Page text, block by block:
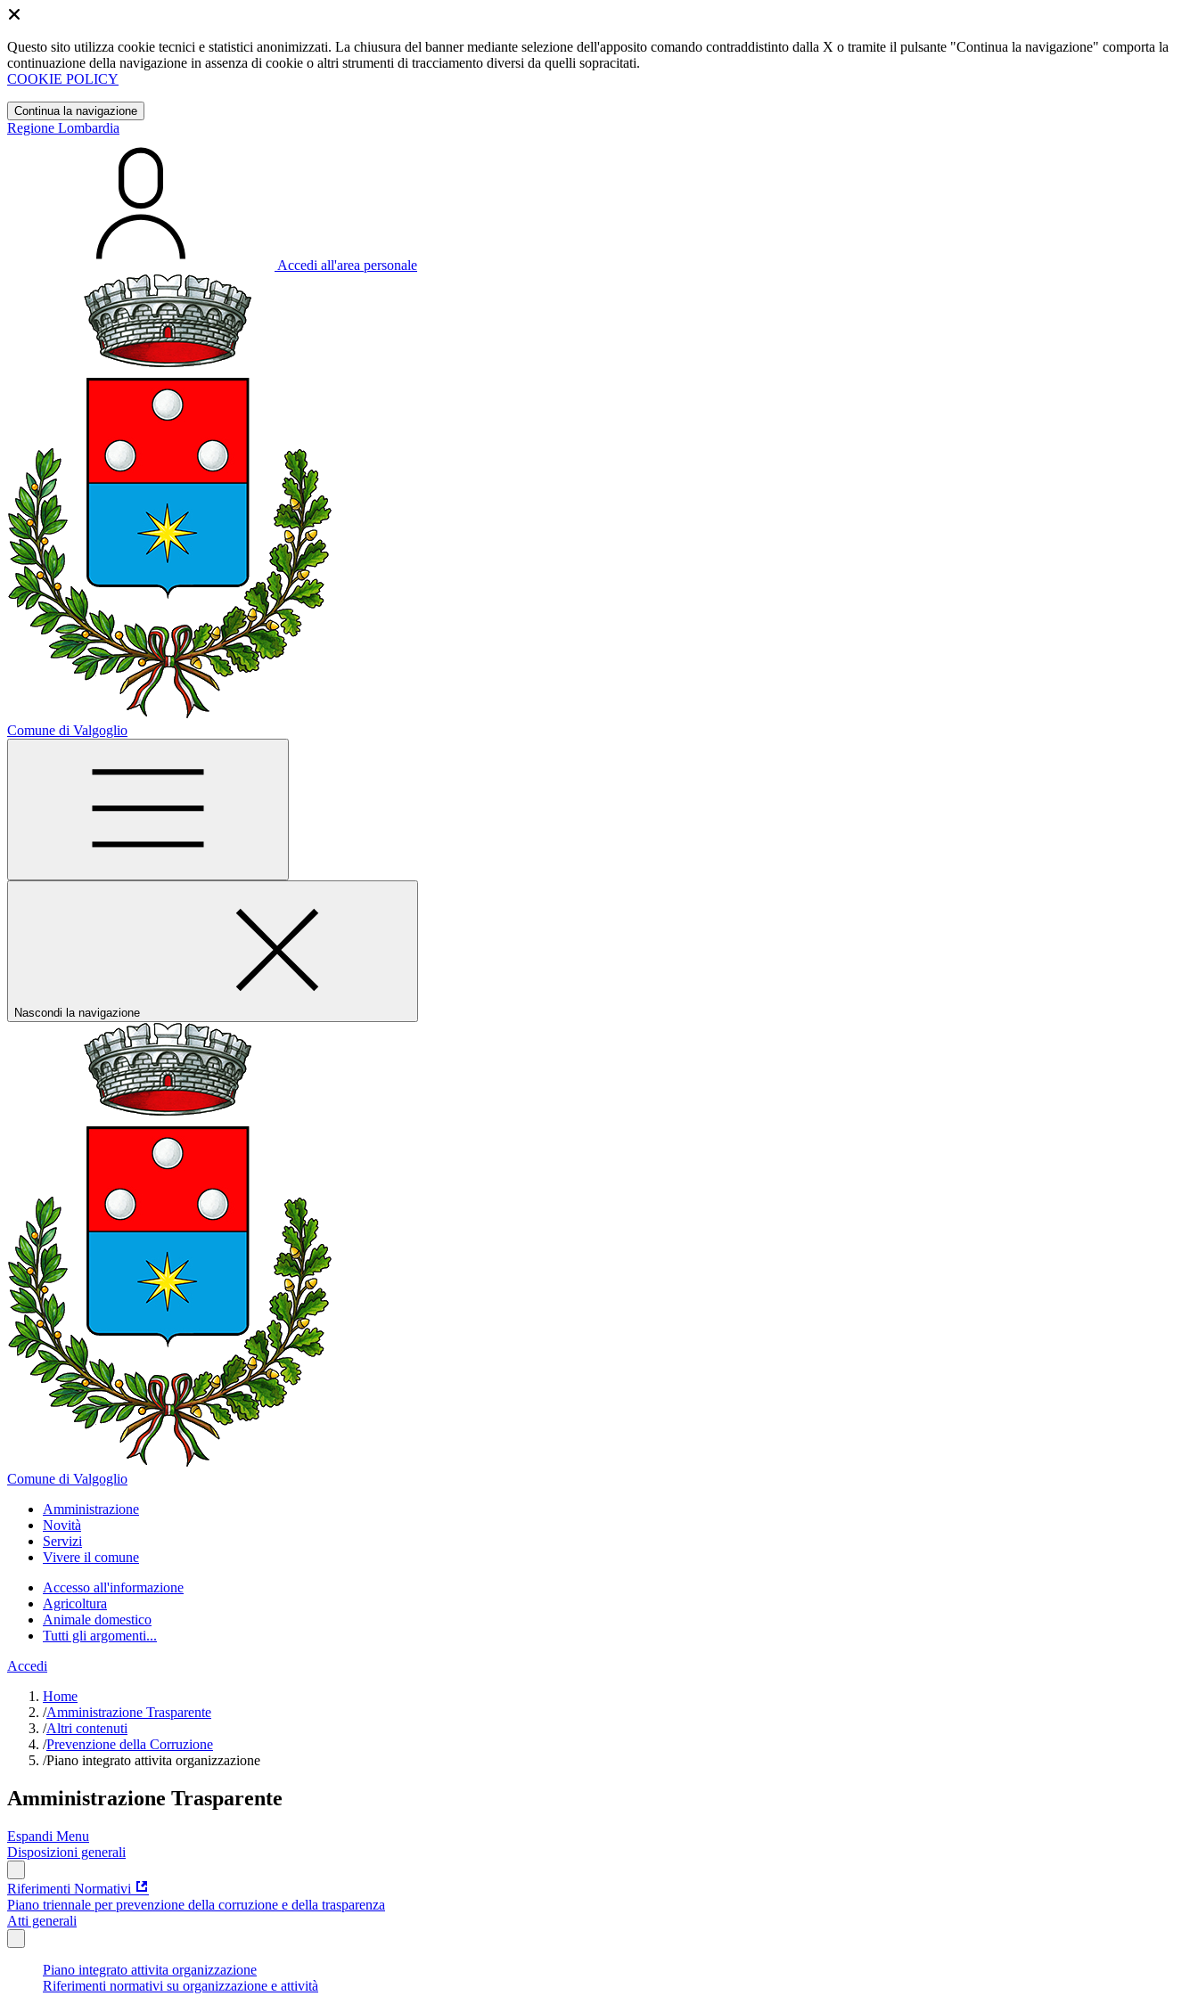
Questo sito utilizza cookie tecnici e statistici anonimizzati. La chiusura del banner mediante selezione dell'apposito comando contraddistinto dalla X o tramite il pulsante "Continua la navigazione" comporta la
continuazione della navigazione in assenza di cookie o altri strumenti di tracciamento diversi da quelli sopracitati.
COOKIE POLICY
Continua la navigazione
Regione Lombardia
Accedi all'area personale
Comune di Valgoglio
Nascondi la navigazione
Comune di Valgoglio
Amministrazione
Novità
Servizi
Vivere il comune
Accesso all'informazione
Agricoltura
Animale domestico
Tutti gli argomenti...
Accedi
Home
/Amministrazione Trasparente
/Altri contenuti
/Prevenzione della Corruzione
/Piano integrato attivita organizzazione
Amministrazione Trasparente
Espandi Menu
Disposizioni generali
Riferimenti Normativi
Piano triennale per prevenzione della corruzione e della trasparenza
Atti generali
Piano integrato attivita organizzazione
Riferimenti normativi su organizzazione e attività